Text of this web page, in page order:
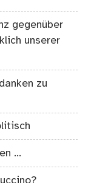
gegenüber
unserer
zu
…